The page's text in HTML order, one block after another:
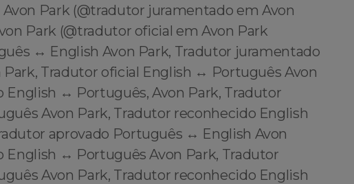
Park (@tradutor juramentado em Avon
Park (@tradutor oficial em Avon Park
↔️ English Avon Park, Tradutor juramentado
Tradutor oficial English ↔️ Português Avon
English ↔️ Português, Avon Park, Tradutor
Avon Park, Tradutor reconhecido English
aprovado Português ↔️ English Avon
English ↔️ Português Avon Park, Tradutor
Avon Park, Tradutor reconhecido English